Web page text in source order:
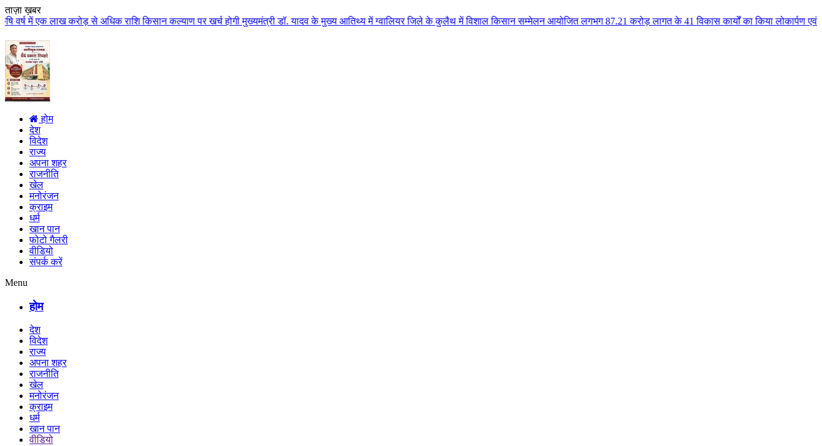
ताज़ा ख़बर
से अधिक राशि किसान कल्याण पर खर्च होगी मुख्यमंत्री डॉ. यादव के मुख्य आतिथ्य में ग्वालियर जिले के कुलैथ में विशाल किसान सम्मेलन आयोजित लगभग 87.21 करोड़ लागत के 41 विकास कार्यों का किया लोकार्पण एवं भूमिपूजन कुलैथ
होम
देश
विदेश
राज्य
अपना शहर
राजनीति
खेल
मनोरंजन
क्राइम
धर्म
खान पान
फोटो गैलरी
वीडियो
संपर्क करें
Menu
होम
देश
विदेश
राज्य
अपना शहर
राजनीति
खेल
मनोरंजन
क्राइम
धर्म
खान पान
वीडियो